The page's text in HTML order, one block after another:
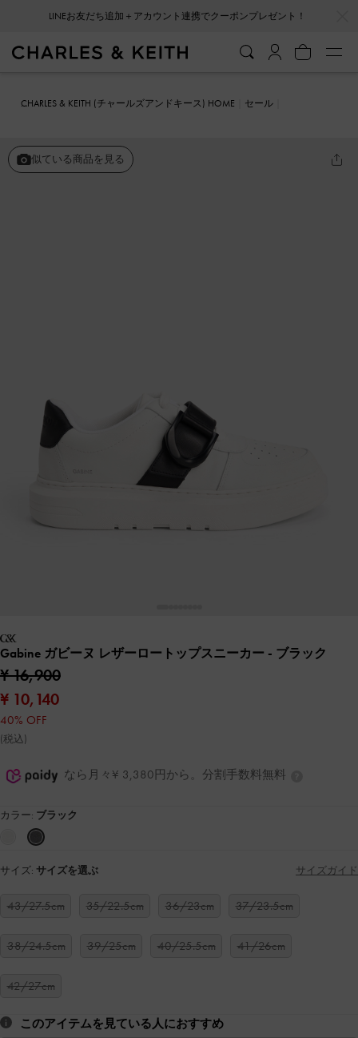
LINEお友だち追加＋アカウント連携でクーポンプレゼント！
CHARLES & KEITH (チャールズアンドキース) HOME
セール
似ている商品を見る
Gabine ガビーヌ レザーロートップスニーカー - ブラック
¥ 16,900
¥ 10,140
40% OFF
(税込)
なら月々¥ 3,380円から。分割手数料無料
カラー: ブラック
サイズ: サイズを選ぶ サイズガイド
43/27.5cm 35/22.5cm 36/23cm 37/23.5cm
38/24.5cm 39/25cm 40/25.5cm 41/26cm
42/27cm
このアイテムを見ている人におすすめ